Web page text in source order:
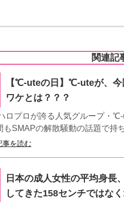
関連記
【℃-uteの日】℃-uteが、今
ワケとは？？？
ロプロが誇る人気グループ・
もSMAPの解散騒動の話題で持
事を読む
日本の成人女性の平均身長
してきた158センチではな